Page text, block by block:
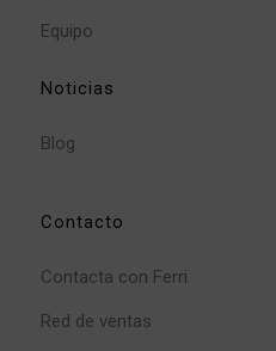
Equipo
Noticias
Blog
Contacto
Contacta con Ferri
Red de ventas